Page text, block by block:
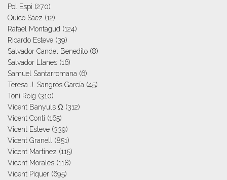
Pol Espi (270)
Quico Sáez (12)
Rafael Montagud (124)
Ricardo Esteve (39)
Salvador Candel Benedito (8)
Salvador Llanes (16)
Samuel Santarromana (6)
Teresa J. Sangrós García (45)
Toni Roig (310)
Vicent Banyuls Ω (312)
Vicent Conti (165)
Vicent Esteve (339)
Vicent Granell
(851)
Vicent Martinez (115)
Vicent Morales (118)
Vicent Piquer (695)